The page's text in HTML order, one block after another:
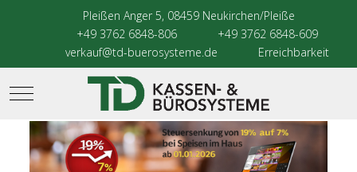
Pleißen Anger 5, 08459 Neukirchen/Pleiße
+49 3762 6848-806
+49 3762 6848-609
verkauf@td-buerosysteme.de
Erreichbarkeit
Mobile Menu Toggle